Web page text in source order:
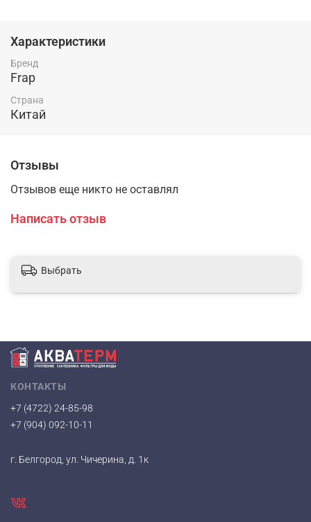
Изделие изготовлено из металла, прослужит долгое
Вес: 0.65 кг
Объем: 0.0017 м3
Характеристики
Бренд
Frap
Страна
Китай
Отзывы
Отзывов еще никто не оставлял
Написать отзыв
Выбрать
КОНТАКТЫ
+7 (4722) 24-85-98
+7 (904) 092-10-11
г. Белгород, ул. Чичерина, д. 1к